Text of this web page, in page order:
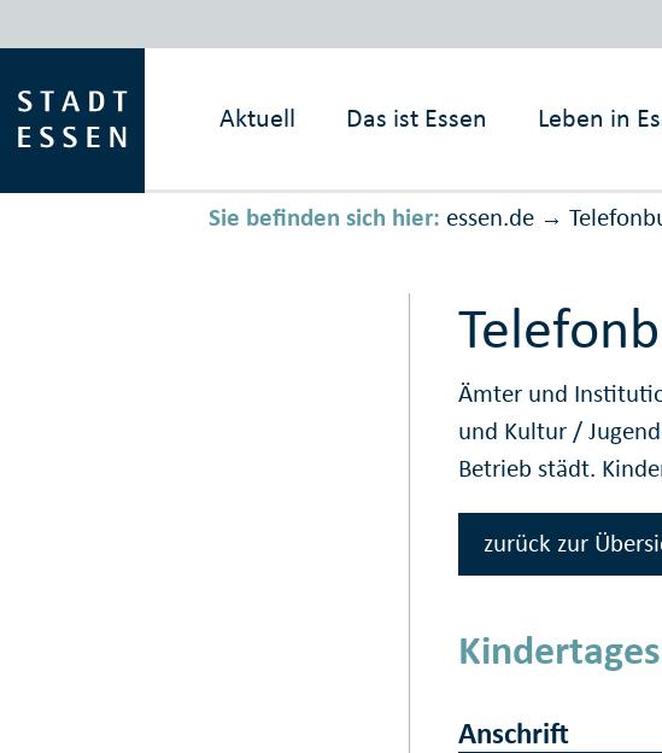
Aktuell Das ist Essen Leben in
Sie befinden sich hier: essen.de →
Ämter und
und Kultur /
Betrieb städt.
zurück zur
Anschrift